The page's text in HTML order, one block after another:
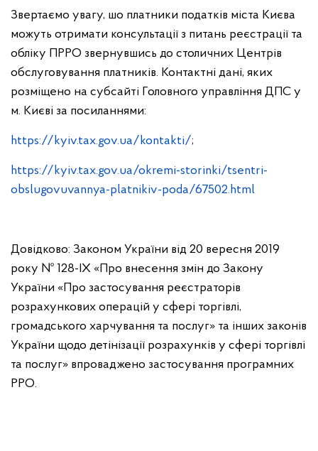
Звертаємо увагу, шо платники податків міста Києва
можуть отримати консультації з питань реєстрації та
обліку ПРРО звернувшись до столичних Центрів
обслуговування платників. Контактні дані, яких
розміщено на субсайті Головного управління ДПС у
м. Києві за посиланнями:
https://kyiv.tax.gov.ua/kontakti/;
https://kyiv.tax.gov.ua/okremi-storinki/tsentri-
obslugovuvannya-platnikiv-poda/67502.html
Довідково: Законом України від 20 вересня 2019
року № 128-ІХ «Про внесення змін до Закону
України «Про застосування реєстраторів
розрахункових операцій у сфері торгівлі,
громадського харчування та послуг» та інших законів
України щодо детінізації розрахунків у сфері торгівлі
та послуг» впроваджено застосування програмних
РРО.